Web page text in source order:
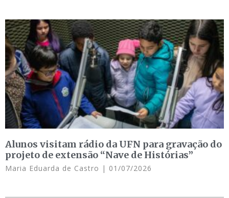
Alunos visitam rádio da UFN para gravação do
projeto de extensão “Nave de Histórias”
Maria Eduarda de Castro 01/07/2026